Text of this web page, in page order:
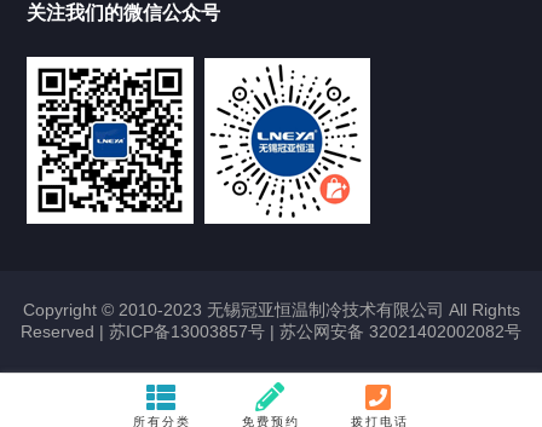
Chamber试验箱
FREEZER低温箱
VOCs冷凝回收装置
关注我们的微信公众号
Copyright © 2010-2023 无锡冠亚恒温制冷技术有限公司 All Rights
Reserved | 苏ICP备13003857号 | 苏公网安备 32021402002082号
所有分类 免费预约 拨打电话